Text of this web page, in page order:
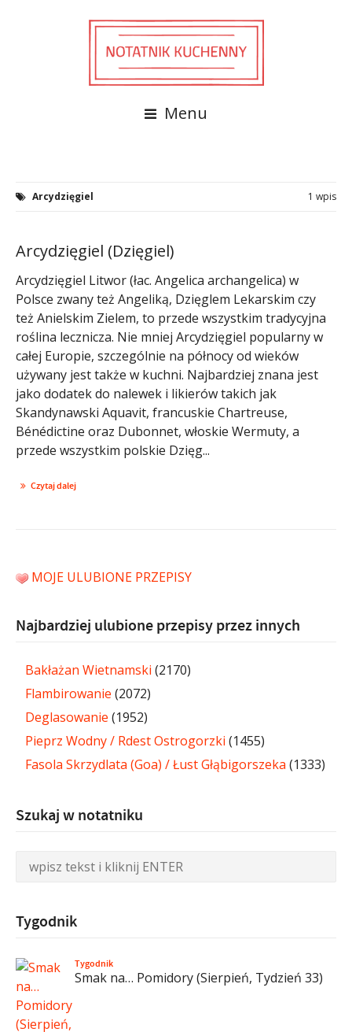
Menu
Arcydzięgiel 1 wpis
Arcydzięgiel (Dzięgiel)
Arcydzięgiel Litwor (łac. Angelica archangelica) w
Polsce zwany też Angeliką, Dzięglem Lekarskim czy
też Anielskim Zielem, to przede wszystkim tradycyjna
roślina lecznicza. Nie mniej Arcydzięgiel popularny w
całej Europie, szczególnie na północy od wieków
używany jest także w kuchni. Najbardziej znana jest
jako dodatek do nalewek i likierów takich jak
Skandynawski Aquavit, francuskie Chartreuse,
Bénédictine oraz Dubonnet, włoskie Wermuty, a
przede wszystkim polskie Dzięg...
Czytaj dalej
MOJE ULUBIONE PRZEPISY
Najbardziej ulubione przepisy przez innych
Bakłażan Wietnamski (2170)
Flambirowanie (2072)
Deglasowanie (1952)
Pieprz Wodny / Rdest Ostrogorzki (1455)
Fasola Skrzydlata (Goa) / Łust Głąbigorszeka (1333)
Szukaj w notatniku
Tygodnik
Tygodnik
Smak na… Pomidory (Sierpień, Tydzień 33)